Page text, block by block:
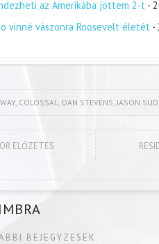
az Amerikába jöttem 2-t -
vinné vászonra Roosevelt életét -
, COLOSSAL DAN STEVENS JASON
ELŐZETES
BEJEGYZESEK